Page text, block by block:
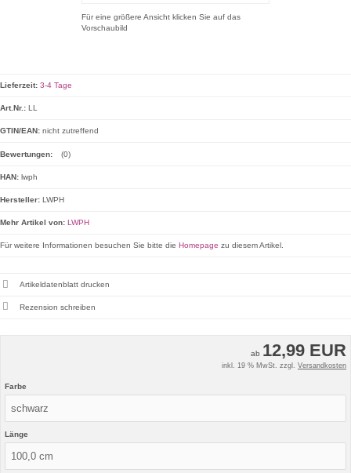
Für eine größere Ansicht klicken Sie auf das
Vorschaubild
ab 12,99 EUR
inkl. 19 % MwSt. zzgl. Versandkosten
Farbe
Länge
Lieferzeit: 3-4 Tage
Art.Nr.: LL
GTIN/EAN: nicht zutreffend
Bewertungen: (0)
HAN: lwph
Hersteller: LWPH
Mehr Artikel von: LWPH
Für weitere Informationen besuchen Sie bitte die Homepage zu diesem Artikel.
Artikeldatenblatt drucken
Rezension schreiben